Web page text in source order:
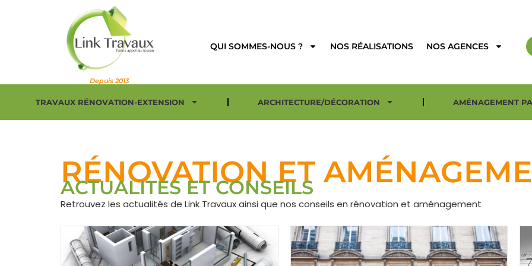
Depuis 2013
QUI SOMMES-NOUS ? NOS RÉALISATIONS NOS AGENCES
TRAVAUX RÉNOVATION-EXTENSION ARCHITECTURE/DÉCORATION AMÉNAGEMENT
RÉNOVATION ET
ACTUALITÉS ET CONSEILS
Retrouvez les actualités de Link Travaux ainsi que nos conseils en rénovation et aménagement